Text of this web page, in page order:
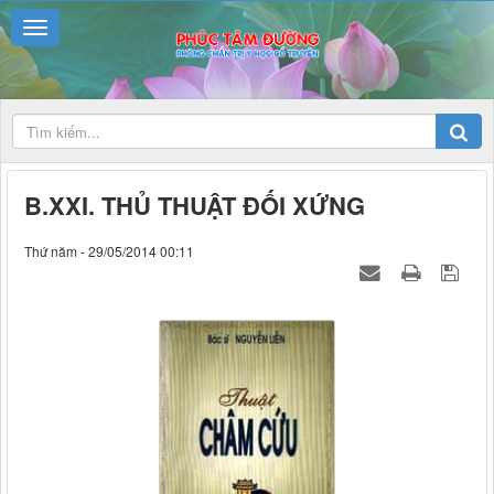
B.XXI. THỦ THUẬT ĐỐI XỨNG
Thứ năm - 29/05/2014 00:11